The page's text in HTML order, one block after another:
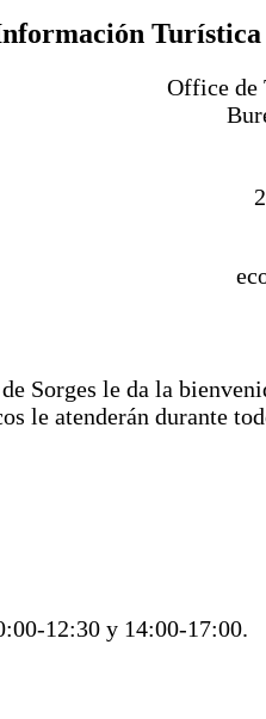
Turística
Office de
Sorges le da la
le atenderán durante
12:30 y 14:00-17:00.